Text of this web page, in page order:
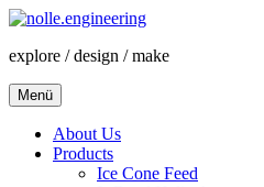
Zum
springen
explore / design / make
Menü
About Us
Products
Ice Cone Feed